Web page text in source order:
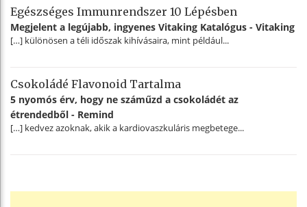
Egészséges Immunrendszer 10 Lépésben
Megjelent a legújabb, ingyenes Vitaking Katalógus - Vitaking
[…] különösen a téli időszak kihívásaira, mint például...
Csokoládé Flavonoid Tartalma
5 nyomós érv, hogy ne száműzd a csokoládét az
étrendedből - Remind
[…] kedvez azoknak, akik a kardiovaszkuláris megbetege...